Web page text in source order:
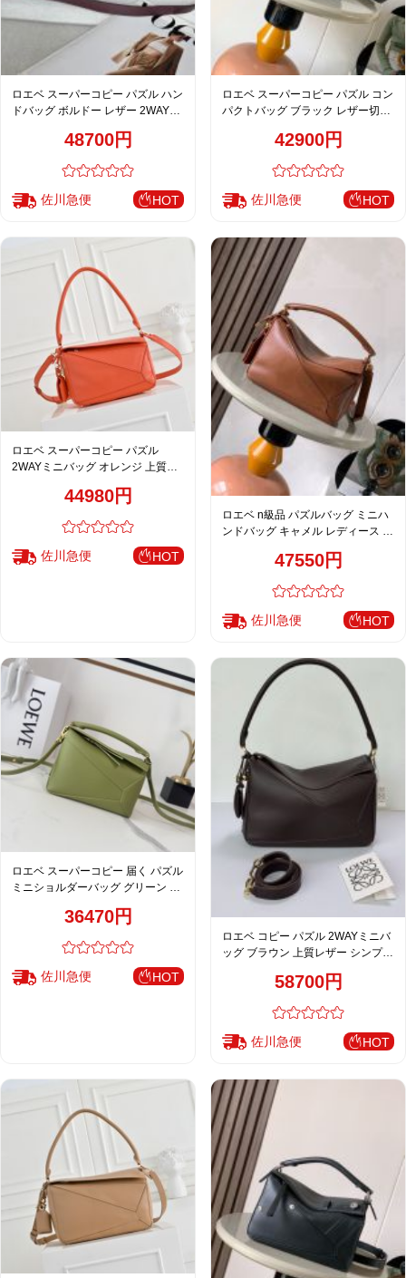
ロエベ スーパーコピー パズル ハン
ドバッグ ボルドー レザー 2WAYシ
48700円
佐川急便 HOT
ロエベ スーパーコピー パズル コン
パクトバッグ ブラック レザー切替
42900円
佐川急便 HOT
ロエベ スーパーコピー パズル
2WAYミニバッグ オレンジ 上質レ
44980円
佐川急便 HOT
ロエベ n級品 パズルバッグ ミニハ
ンドバッグ キャメル レディース 通
47550円
佐川急便 HOT
ロエベ スーパーコピー 届く パズル
ミニショルダーバッグ グリーン 激
36470円
佐川急便 HOT
ロエベ コピー パズル 2WAYミニバ
ッグ ブラウン 上質レザー シンプル
58700円
佐川急便 HOT